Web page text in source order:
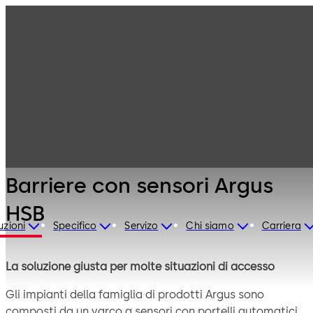
Specifico Servizo Chi siamo Carriera
Barriere con sensori Argus
HSB
La soluzione giusta per molte situazioni di accesso
Gli impianti della famiglia di prodotti Argus sono